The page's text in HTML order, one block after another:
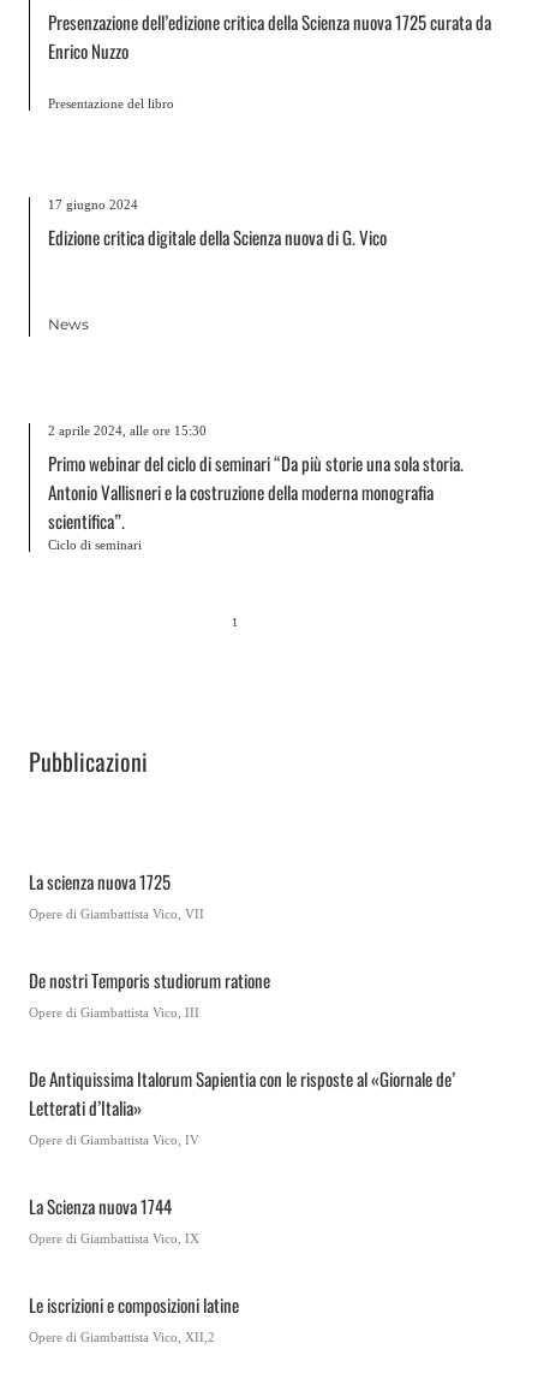
Presenzazione dell’edizione critica della Scienza nuova 1725 curata da
Enrico Nuzzo
Presentazione del libro
17 giugno 2024
Edizione critica digitale della Scienza nuova di G. Vico
News
2 aprile 2024, alle ore 15:30
Primo webinar del ciclo di seminari “Da più storie una sola storia.
Antonio Vallisneri e la costruzione della moderna monografia
scientifica”.
Ciclo di seminari
1
Pubblicazioni
La scienza nuova 1725
Opere di Giambattista Vico, VII
De nostri Temporis studiorum ratione
Opere di Giambattista Vico, III
De Antiquissima Italorum Sapientia con le risposte al «Giornale de’
Letterati d’Italia»
Opere di Giambattista Vico, IV
La Scienza nuova 1744
Opere di Giambattista Vico, IX
Le iscrizioni e composizioni latine
Opere di Giambattista Vico, XII,2